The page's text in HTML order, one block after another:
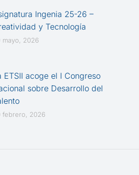
Ingenia 25-26 –
y Tecnología
mayo, 2026
ETSII acoge el I Congreso
sobre Desarrollo del
febrero, 2026